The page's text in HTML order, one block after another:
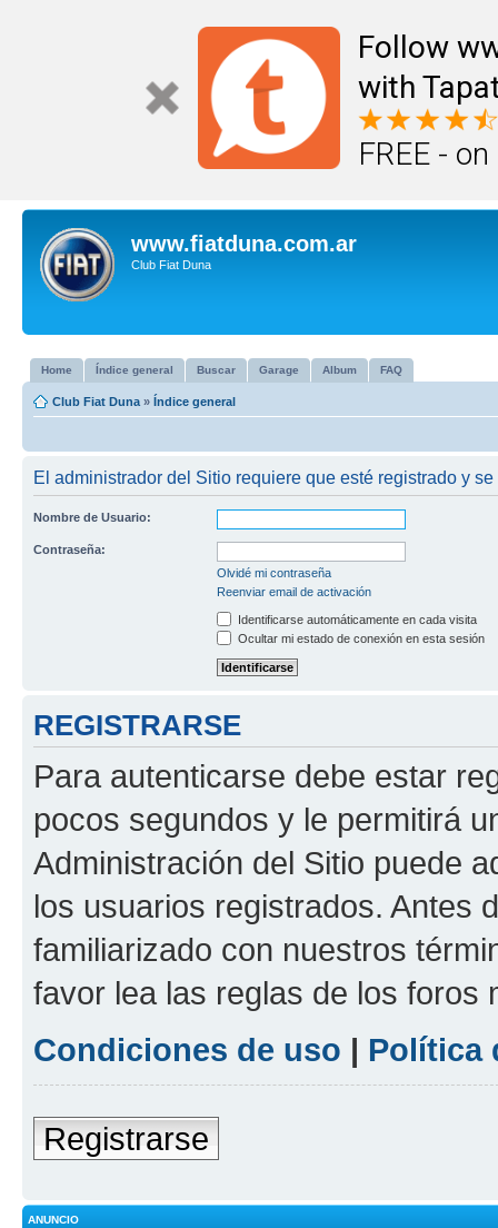
Follow
with
FREE -
www.fiatduna.com.ar
Club Fiat Duna
Home Índice general Buscar Garage Album FAQ
Club Fiat Duna » Índice general
El administrador del Sitio requiere que esté registrado y
Nombre de Usuario:
Contraseña:
Olvidé mi contraseña
Reenviar email de activación
Identificarse automáticamente en cada visita
Ocultar mi estado de conexión en esta sesión
REGISTRARSE
Para autenticarse debe estar
pocos segundos y le permitirá
Administración del Sitio puede
los usuarios registrados. Antes
familiarizado con nuestros
favor lea las reglas de los foros
Condiciones de uso | Política
Registrarse
ANUNCIO